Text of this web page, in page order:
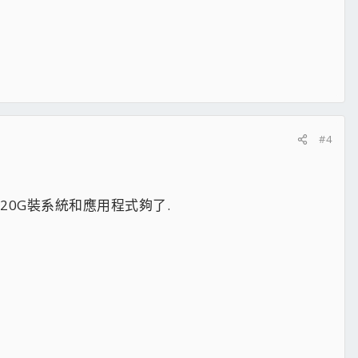
#4
裝系統和應用程式夠了.